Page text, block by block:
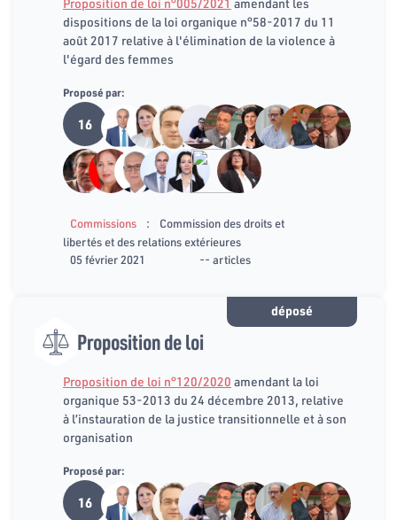
Proposition de loi n°005/2021 amendant les
dispositions de la loi organique n°58-2017 du 11
août 2017 relative à l'élimination de la violence à
l'égard des femmes
Proposé par:
16
Commissions :
Commission des droits et
libertés et des relations extérieures
05 février 2021
-- articles
déposé
Proposition de loi
Proposition de loi n°120/2020 amendant la loi
organique 53-2013 du 24 décembre 2013, relative
à l’instauration de la justice transitionnelle et à son
organisation
Proposé par:
16